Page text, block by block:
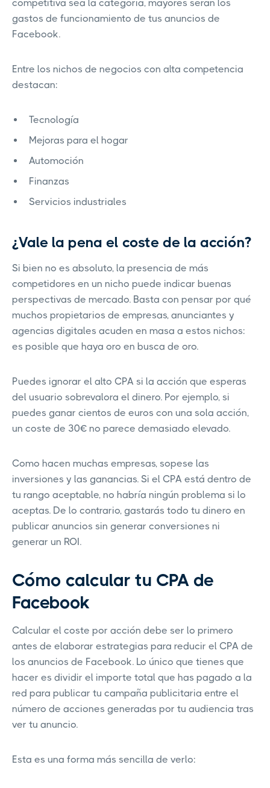
competitiva sea la categoría, mayores serán los
gastos de funcionamiento de tus anuncios de
Facebook.
Entre los nichos de negocios con alta competencia
destacan:
Tecnología
Mejoras para el hogar
Automoción
Finanzas
Servicios industriales
¿Vale la pena el coste de la acción?
Si bien no es absoluto, la presencia de más
competidores en un nicho puede indicar buenas
perspectivas de mercado. Basta con pensar por qué
muchos propietarios de empresas, anunciantes y
agencias digitales acuden en masa a estos nichos:
es posible que haya oro en busca de oro.
Puedes ignorar el alto CPA si la acción que esperas
del usuario sobrevalora el dinero. Por ejemplo, si
puedes ganar cientos de euros con una sola acción,
un coste de 30€ no parece demasiado elevado.
Como hacen muchas empresas, sopese las
inversiones y las ganancias. Si el CPA está dentro de
tu rango aceptable, no habría ningún problema si lo
aceptas. De lo contrario, gastarás todo tu dinero en
publicar anuncios sin generar conversiones ni
generar un ROI.
Cómo calcular tu CPA de
Facebook
Calcular el coste por acción debe ser lo primero
antes de elaborar estrategias para reducir el CPA de
los anuncios de Facebook. Lo único que tienes que
hacer es dividir el importe total que has pagado a la
red para publicar tu campaña publicitaria entre el
número de acciones generadas por tu audiencia tras
ver tu anuncio.
Esta es una forma más sencilla de verlo: